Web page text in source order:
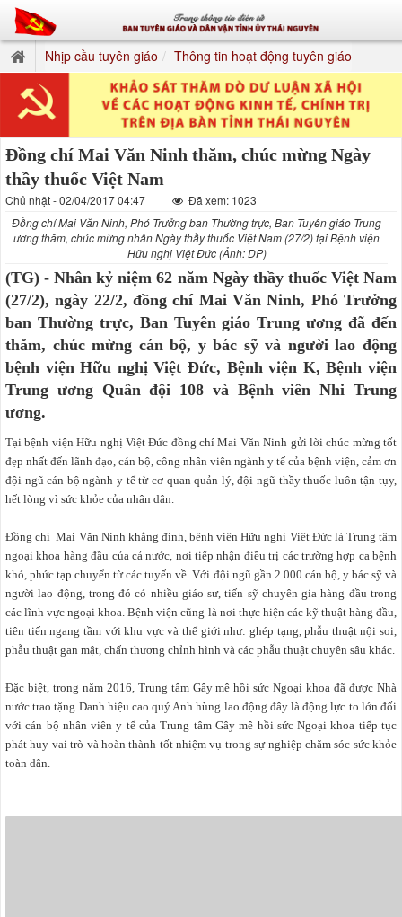
Nhịp cầu tuyên giáo Thông tin hoạt động tuyên giáo
Đồng chí Mai Văn Ninh thăm, chúc mừng Ngày
thầy thuốc Việt Nam
Chủ nhật - 02/04/2017 04:47
Đã xem: 1023
Đồng chí Mai Văn Ninh, Phó Trưởng ban Thường trực, Ban Tuyên giáo Trung
ương thăm, chúc mừng nhân Ngày thầy thuốc Việt Nam (27/2) tại Bệnh viện
Hữu nghị Việt Đức (Ảnh: DP)
(TG) - Nhân kỷ niệm 62 năm Ngày thầy thuốc Việt Nam
(27/2), ngày 22/2, đồng chí Mai Văn Ninh, Phó Trưởng
ban Thường trực, Ban Tuyên giáo Trung ương đã đến
thăm, chúc mừng cán bộ, y bác sỹ và người lao động
bệnh viện Hữu nghị Việt Đức, Bệnh viện K, Bệnh viện
Trung ương Quân đội 108 và Bệnh viên Nhi Trung
ương.
Tại bệnh viện Hữu nghị Việt Đức đồng chí Mai Văn Ninh gửi lời chúc mừng tốt
đẹp nhất đến lãnh đạo, cán bộ, công nhân viên ngành y tế của bệnh viện, cảm ơn
đội ngũ cán bộ ngành y tế từ cơ quan quản lý, đội ngũ thầy thuốc luôn tận tụy,
hết lòng vì sức khỏe của nhân dân.
Đồng chí Mai Văn Ninh khẳng định, bệnh viện Hữu nghị Việt Đức là Trung tâm
ngoại khoa hàng đầu của cả nước, nơi tiếp nhận điều trị các trường hợp ca bệnh
khó, phức tạp chuyển từ các tuyến về. Với đội ngũ gần 2.000 cán bộ, y bác sỹ và
người lao động, trong đó có nhiều giáo sư, tiến sỹ chuyên gia hàng đầu trong
các lĩnh vực ngoại khoa. Bệnh viện cũng là nơi thực hiện các kỹ thuật hàng đầu,
tiên tiến ngang tầm với khu vực và thế giới như: ghép tạng, phẫu thuật nội soi,
phẫu thuật gan mật, chấn thương chỉnh hình và các phẫu thuật chuyên sâu khác.
Đặc biệt, trong năm 2016, Trung tâm Gây mê hồi sức Ngoại khoa đã được Nhà
nước trao tặng Danh hiệu cao quý Anh hùng lao động đây là động lực to lớn đối
với cán bộ nhân viên y tế của Trung tâm Gây mê hồi sức Ngoại khoa tiếp tục
phát huy vai trò và hoàn thành tốt nhiệm vụ trong sự nghiệp chăm sóc sức khỏe
toàn dân.